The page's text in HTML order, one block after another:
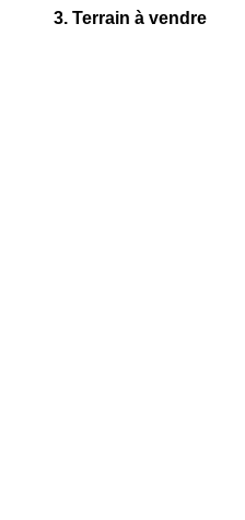
Terrain à vendre